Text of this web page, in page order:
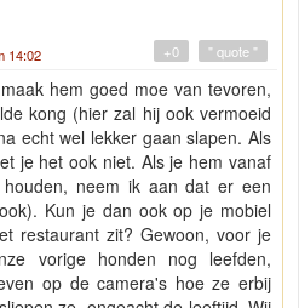
14:02 " quote "
+0
hem goed moe van tevoren,
kong (hier zal hij ook vermoeid
echt wel lekker gaan slapen. Als
je het ook niet. Als je hem vanaf
neem ik aan dat er een
Kun je dan ook op je mobiel
restaurant zit? Gewoon, voor je
vorige honden nog leefden,
op de camera's hoe ze erbij